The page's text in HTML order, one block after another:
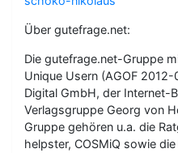
Über gutefrage.net:
Die gutefrage.net-Gruppe
Unique Usern (AGOF
Digital GmbH, der Internet-
Verlagsgruppe Georg von
Gruppe gehören u.a. die
helpster, COSMiQ sowie